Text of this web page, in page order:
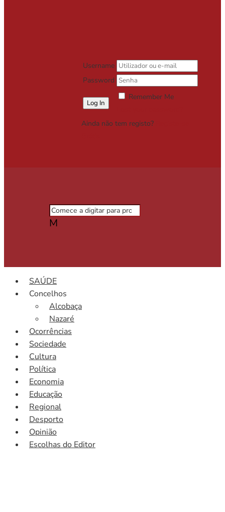
Username
Password
Remember Me
Ainda não tem registo?
M
SAÚDE
Concelhos
Alcobaça
Nazaré
Ocorrências
Sociedade
Cultura
Política
Economia
Educação
Regional
Desporto
Opinião
Escolhas do Editor